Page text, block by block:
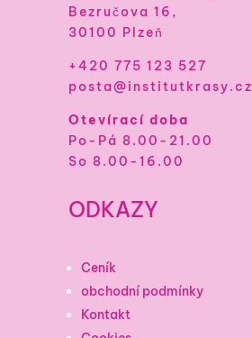
Bezručova 16,
30100 Plzeň
+420 775 123 527
posta@institutkrasy.cz
Otevírací doba
Po-Pá 8.00-21.00
So 8.00-16.00
ODKAZY
Ceník
obchodní podmínky
Kontakt